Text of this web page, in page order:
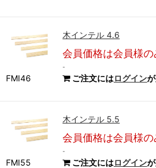
FMI46
木インテル 4.6
会員価格は会員様の
-
ご注文にはログイン
FMI55
木インテル 5.5
会員価格は会員様の
-
ご注文にはログイン